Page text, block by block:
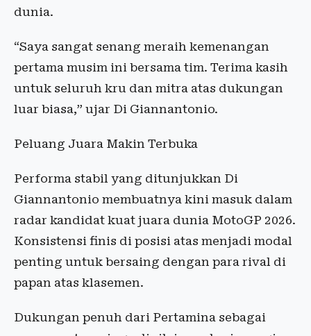
dunia.
“Saya sangat senang meraih kemenangan
pertama musim ini bersama tim. Terima kasih
untuk seluruh kru dan mitra atas dukungan
luar biasa,” ujar Di Giannantonio.
Peluang Juara Makin Terbuka
Performa stabil yang ditunjukkan Di
Giannantonio membuatnya kini masuk dalam
radar kandidat kuat juara dunia MotoGP 2026.
Konsistensi finis di posisi atas menjadi modal
penting untuk bersaing dengan para rival di
papan atas klasemen.
Dukungan penuh dari Pertamina sebagai